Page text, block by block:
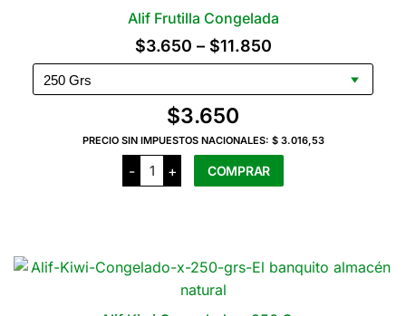
Las
opciones
se
elegir
en
la
página
del
Alif Frutilla Congelada
$3.650 – $11.850Rango
precios:
$3.650
$3.650
PRECIO SIN IMPUESTOS NACIONALES: $ 3.016,53
-
Alif
Frutilla
Congelada
+ COMPRAR
varias
variantes.
Las